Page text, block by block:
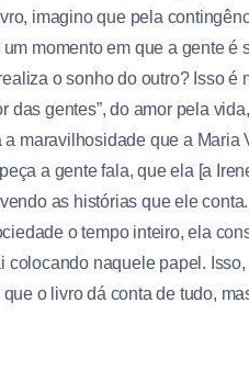
imagino que pela
momento em que a gente é
o sonho do outro? Isso é
gentes”, do amor pela
maravilhosidade que a Maria
a gente fala, que ela [a
as histórias que ele
o tempo inteiro, ela
naquele papel.
o livro dá conta de tudo,